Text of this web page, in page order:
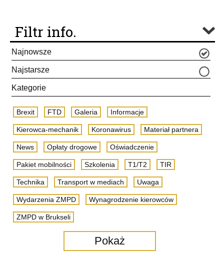
Filtr info.
Najnowsze
Najstarsze
Kategorie
Brexit FTD Galeria Informacje
Kierowca-mechanik Koronawirus Materiał partnera
News Opłaty drogowe Oświadczenie
Pakiet mobilności Szkolenia T1/T2 TIR
Technika Transport w mediach Uwaga
Wydarzenia ZMPD Wynagrodzenie kierowców
ZMPD w Brukseli
Pokaż